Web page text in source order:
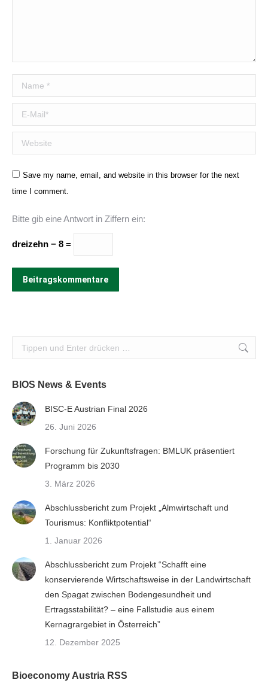
Name *
E-Mail *
Website
Save my name, email, and website in this browser for the next
time I comment.
Bitte gib eine Antwort in Ziffern ein:
dreizehn − 8 =
Beitragskommentare
Search:
BIOS News & Events
BISC-E Austrian Final 2026
26. Juni 2026
Forschung für Zukunftsfragen: BMLUK präsentiert
Programm bis 2030
3. März 2026
Abschlussbericht zum Projekt „Almwirtschaft und
Tourismus: Konfliktpotential“
1. Januar 2026
Abschlussbericht zum Projekt “Schafft eine
konservierende Wirtschaftsweise in der Landwirtschaft
den Spagat zwischen Bodengesundheit und
Ertragsstabilität? – eine Fallstudie aus einem
Kernagrargebiet in Österreich”
12. Dezember 2025
Bioeconomy Austria RSS